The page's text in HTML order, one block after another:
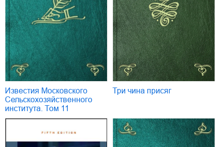
Известия Московского
Сельскохозяйственного
института. Том 11
Три чина присяг